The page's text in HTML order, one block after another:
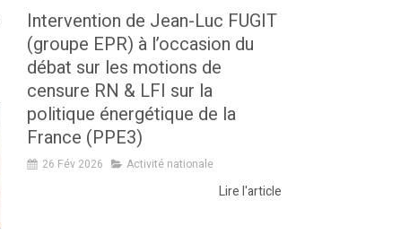
Intervention de Jean-Luc FUGIT
(groupe EPR) à l’occasion du
débat sur les motions de
censure RN & LFI sur la
politique énergétique de la
France (PPE3)
26 Fév 2026 Activité nationale
Lire l'article